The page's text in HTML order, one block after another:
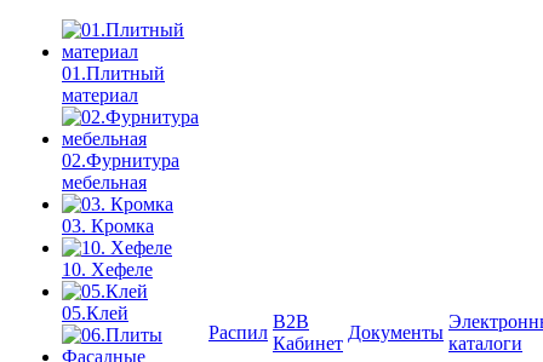
01.Плитный
материал
02.Фурнитура
мебельная
03. Кромка
10. Хефеле
05.Клей
Распил
B2B
Кабинет
Документы
каталоги